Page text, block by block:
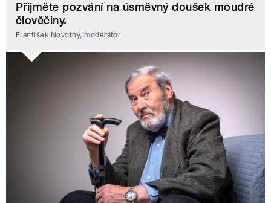
Přijměte pozvání na úsměvný doušek moudré
člověčiny.
František Novotný, moderátor